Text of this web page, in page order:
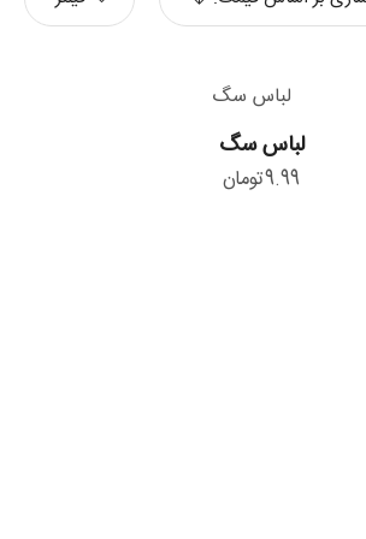
لباس
سگ
لباس سگ
9.99تومان